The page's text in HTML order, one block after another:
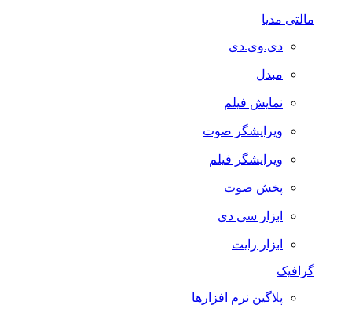
مالتی مدیا
دی.وی.دی
مبدل
نمایش فیلم
ویرایشگر صوت
ویرایشگر فیلم
پخش صوت
ابزار سی دی
ابزار رایت
گرافیک
پلاگین نرم افزارها